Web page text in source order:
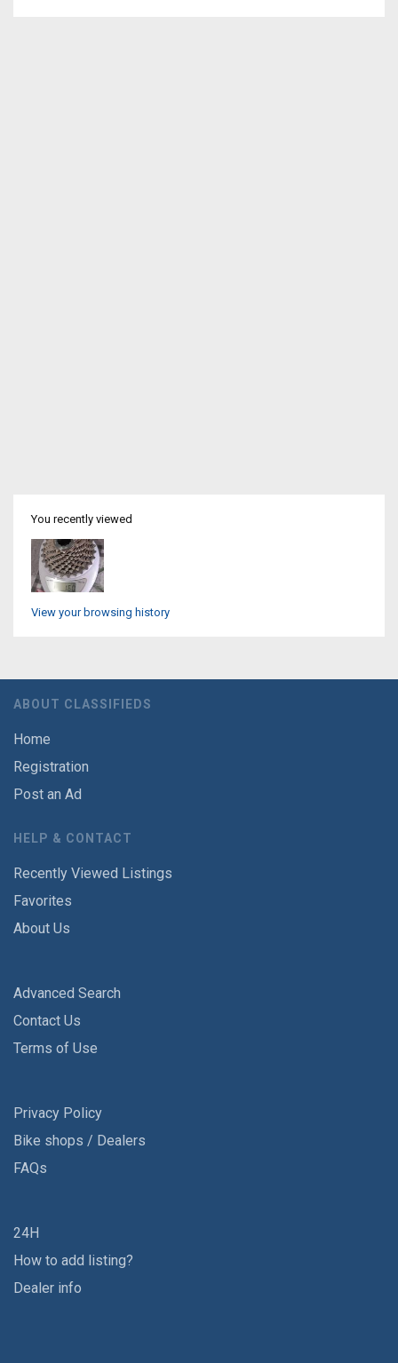
You recently viewed
View your browsing history
ABOUT CLASSIFIEDS
Home
Registration
Post an Ad
HELP & CONTACT
Recently Viewed Listings
Favorites
About Us
Advanced Search
Contact Us
Terms of Use
Privacy Policy
Bike shops / Dealers
FAQs
24H
How to add listing?
Dealer info